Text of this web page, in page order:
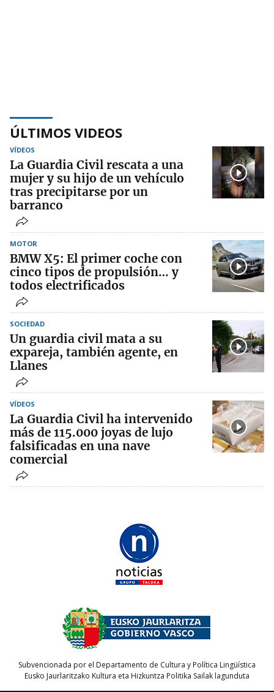
ÚLTIMOS VIDEOS
VÍDEOS
La Guardia Civil rescata a una
mujer y su hijo de un vehículo
tras precipitarse por un
barranco
MOTOR
BMW X5: El primer coche con
cinco tipos de propulsión… y
todos electrificados
SOCIEDAD
Un guardia civil mata a su
expareja, también agente, en
Llanes
VÍDEOS
La Guardia Civil ha intervenido
más de 115.000 joyas de lujo
falsificadas en una nave
comercial
Subvencionada por el Departamento de Cultura y Política Lingüística
Eusko Jaurlaritzako Kultura eta Hizkuntza Politika Sailak lagunduta